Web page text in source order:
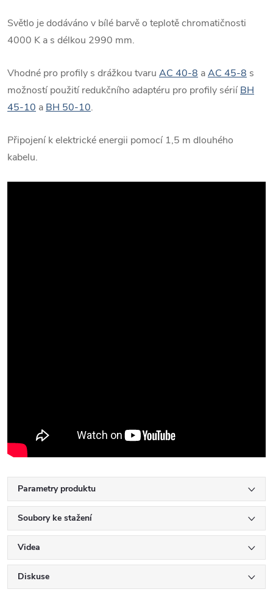
Světlo je dodáváno v bílé barvě o teplotě chromatičnosti
4000 K a s délkou 2990 mm.
Vhodné pro profily s drážkou tvaru AC 40-8 aAC 45-8 s
možností použití redukčního adaptéru pro profily sérií BH
45-10 a BH 50-10.
Připojení k elektrické energii pomocí 1,5 m dlouhého
kabelu.
Parametry produktu
Soubory ke stažení
Videa
Diskuse